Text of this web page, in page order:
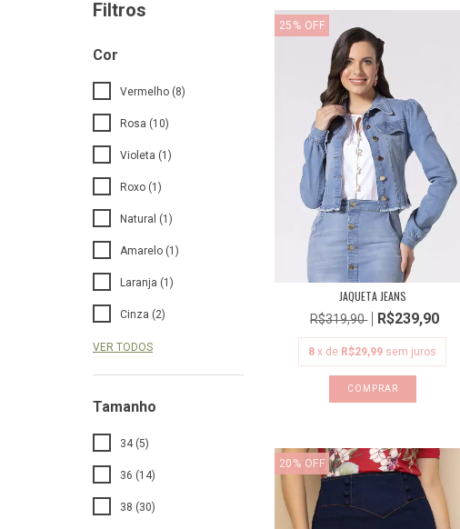
Filtros
Cor
Vermelho (8)
Rosa (10)
Violeta (1)
Roxo (1)
Natural (1)
Amarelo (1)
Laranja (1)
Cinza (2)
VER TODOS
Tamanho
34 (5)
36 (14)
38 (30)
25 % OFF
JAQUETA JEANS
R$319,90 R$239,90
8 x de R$29,99 sem juros
COMPRAR
20 % OFF